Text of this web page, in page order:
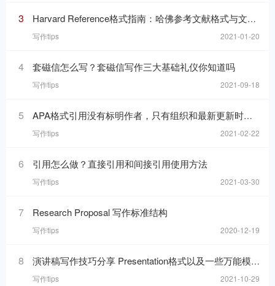
3 Harvard Reference格式指南：哈佛参考文献格式与文内引用格式
写作tips 2021-01-20
4 套磁信怎么写？套磁信写作三大基础礼仪你知道吗
写作tips 2021-09-18
5 APA格式引用没有标明作者，只有组织和最新更新时间的网页，在reference list里要怎么写
写作tips 2021-02-22
6 引用怎么做？直接引用和间接引用使用方法
写作tips 2021-03-30
7 Research Proposal 写作标准结构
写作tips 2020-12-19
8 演讲稿写作技巧分享 Presentation格式以及一些万能模板句分享
写作tips 2021-10-29